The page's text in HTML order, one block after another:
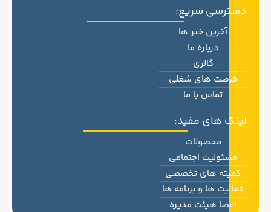
دسترسی سریع:
آخرین خبر ها
درباره ما
گالری
فرصت های شغلی
تماس با ما
لینک های مفید:
محصولات
مسئولیت اجتماعی
کمیته های تخصصی
فعالیت ها و برنامه ها
اعضا هیئت مدیره